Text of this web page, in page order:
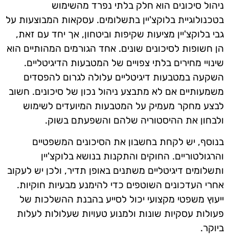
ניהול סיכונים הוא חלק בלתי נפרד מהשימוש
בטכנולוגיית בלוקצ'יין בתשלומים. עסקאות המבוצעות על
גבי בלוקצ'יין מציעות שקיפות וביטחון, אך יחד עם זאת,
הן חשופות לסיכונים שונים. אחד הגורמים המהותיים הוא
שינויי מחירים בלתי צפויים של המטבעות הדיגיטליים.
השקעה במטבעות דיגיטליים עלולה לגרום להפסדים
משמעותיים אם לא מתבצע ניהול נכון של סיכונים. חשוב
לבצע מחקר מעמיק על המטבעות המיועדים לשימוש
ולבחון את ההיסטוריה שלהם והשפעתם בשוק.
בנוסף, יש לקחת בחשבון את הסיכונים המשפטיים
והרגולטוריים. החוקים והתקנות בנושא בלוקצ'יין
ותשלומים דיגיטליים משתנים באופן תדיר, ולכן יש לעקוב
אחרי העדכונים השוטפים כדי להימנע מבעיות חוקיות.
ייעוץ משפטי מקצועי יכול לסייע בהבנת ההשלכות של
פעולות עסקיות שונות ולמנוע טעויות שעלולות לעלות
ביוקר.